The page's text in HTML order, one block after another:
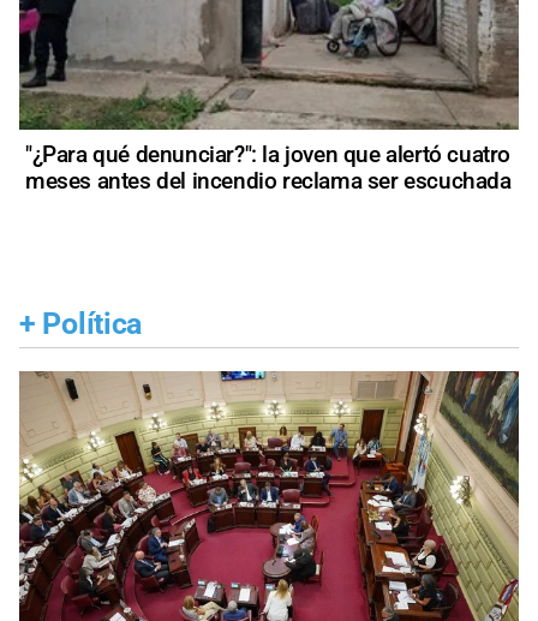
"¿Para qué denunciar?": la joven que alertó cuatro
meses antes del incendio reclama ser escuchada
+ Política